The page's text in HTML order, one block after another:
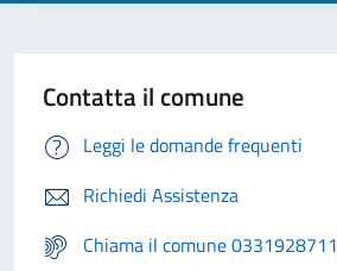
Contatta il comune
Leggi le domande frequenti
Richiedi Assistenza
Chiama il comune 0331928711